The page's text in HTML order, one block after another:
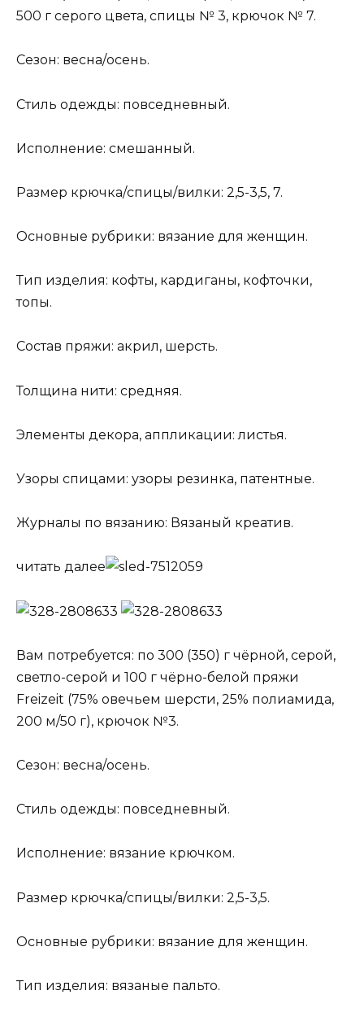
500 г серого цвета, спицы № 3, крючок № 7.
Сезон: весна/осень.
Стиль одежды: повседневный.
Исполнение: смешанный.
Размер крючка/спицы/вилки: 2,5-3,5, 7.
Основные рубрики: вязание для женщин.
Тип изделия: кофты, кардиганы, кофточки,
топы.
Состав пряжи: акрил, шерсть.
Толщина нити: средняя.
Элементы декора, аппликации: листья.
Узоры спицами: узоры резинка, патентные.
Журналы по вязанию: Вязаный креатив.
читать далее
Вам потребуется: по 300 (350) г чёрной, серой,
светло-серой и 100 г чёрно-белой пряжи
Freizeit (75% овечьем шерсти, 25% полиамида,
200 м/50 г), крючок №3.
Сезон: весна/осень.
Стиль одежды: повседневный.
Исполнение: вязание крючком.
Размер крючка/спицы/вилки: 2,5-3,5.
Основные рубрики: вязание для женщин.
Тип изделия: вязаные пальто.